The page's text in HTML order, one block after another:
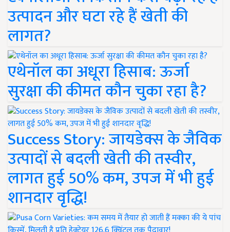
उत्पादन और घटा रहे हैं खेती की
लागत?
एथेनॉल का अधूरा हिसाब: ऊर्जा
सुरक्षा की कीमत कौन चुका रहा है?
Success Story: जायडेक्स के जैविक
उत्पादों से बदली खेती की तस्वीर,
लागत हुई 50% कम, उपज में भी हुई
शानदार वृद्धि!